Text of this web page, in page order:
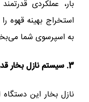
بار، عملکردی
استخراج بهینه
به اسپرسوی شما
3. سیستم نازل بخار قدرتمند
نازل بخار این